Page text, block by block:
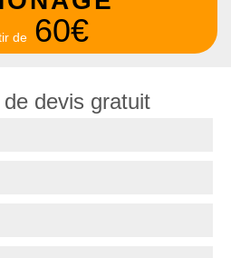
de 60€
devis gratuit